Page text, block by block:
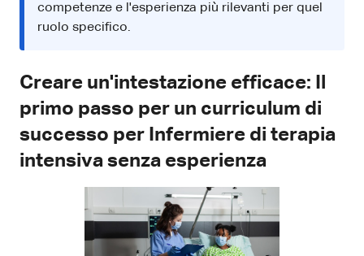
competenze e l'esperienza più rilevanti per quel
ruolo specifico.
Creare un'intestazione efficace: Il
primo passo per un curriculum di
successo per Infermiere di terapia
intensiva senza esperienza